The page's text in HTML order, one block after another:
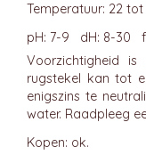
Temperatuur: 22 tot
pH: 7-9 dH: 8-30
Voorzichtigheid
rugstekel kan tot
enigszins te
water. Raadpleeg
Kopen: ok.